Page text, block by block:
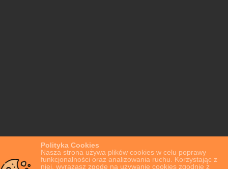
Polityka Cookies
Nasza strona używa plików cookies w celu poprawy
funkcjonalności oraz analizowania ruchu. Korzystając z
niej, wyrażasz zgodę na używanie cookies zgodnie z